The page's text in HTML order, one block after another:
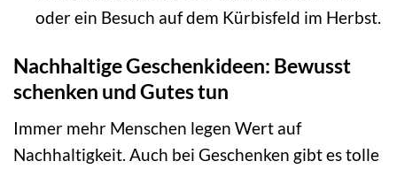
oder ein Besuch auf dem Kürbisfeld im Herbst.
Nachhaltige Geschenkideen: Bewusst
schenken und Gutes tun
Immer mehr Menschen legen Wert auf
Nachhaltigkeit. Auch bei Geschenken gibt es tolle